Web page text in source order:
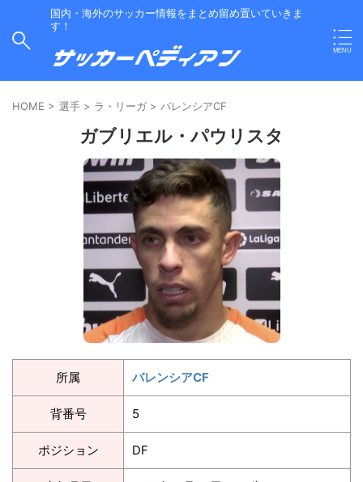
国内・海外のサッカー情報をまとめ留め置いていきま
す！
HOME > 選手 > ラ・リーガ > バレンシアCF
ガブリエル・パウリスタ
所属 バレンシアCF
背番号 5
ポジション DF